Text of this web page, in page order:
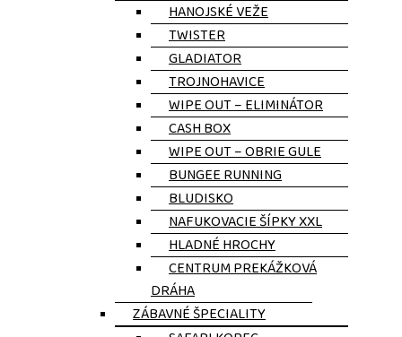
HANOJSKÉ VEŽE
TWISTER
GLADIATOR
TROJNOHAVICE
WIPE OUT – ELIMINÁTOR
CASH BOX
WIPE OUT – OBRIE GULE
BUNGEE RUNNING
BLUDISKO
NAFUKOVACIE ŠÍPKY XXL
HLADNÉ HROCHY
CENTRUM PREKÁŽKOVÁ
DRÁHA
ZÁBAVNÉ ŠPECIALITY